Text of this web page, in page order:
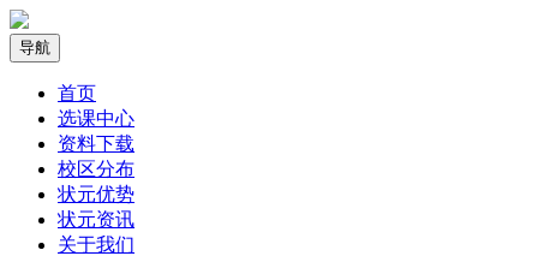
导航
首页
选课中心
资料下载
校区分布
状元优势
状元资讯
关于我们